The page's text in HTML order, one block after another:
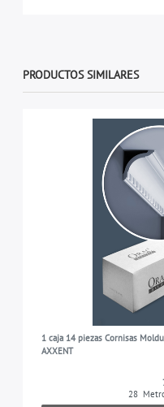
PRODUCTOS SIMILARES
1 caja 14 piezas Cornisas
AXXENT
28